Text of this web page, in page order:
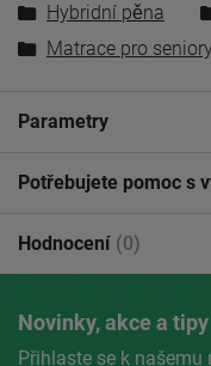
Hybridní pěna
Matrace pro seniory
Parametry
Potřebujete pomoc s
Hodnocení (0)
Novinky, akce a
Přihlaste se k